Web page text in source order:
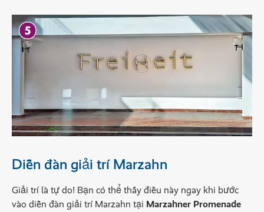
Diễn đàn giải trí Marzahn
Giải trí là tự do! Bạn có thể thấy điều này ngay khi bước
vào diễn đàn giải trí Marzahn tại Marzahner Promenade